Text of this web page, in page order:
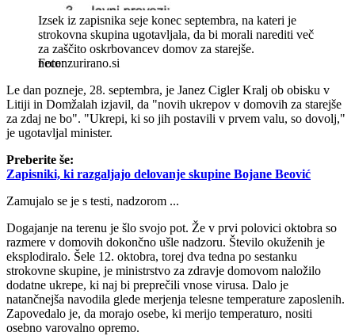
Izsek iz zapisnika seje konec septembra, na kateri je
strokovna skupina ugotavljala, da bi morali narediti več
za zaščito oskrbovancev domov za starejše.
necenzurirano.si
Le dan pozneje, 28. septembra, je Janez Cigler Kralj ob obisku v
Litiji in Domžalah izjavil, da "novih ukrepov v domovih za starejše
za zdaj ne bo". "Ukrepi, ki so jih postavili v prvem valu, so dovolj,"
je ugotavljal minister.
Preberite še:
Zapisniki, ki razgaljajo delovanje skupine Bojane Beović
Zamujalo se je s testi, nadzorom ...
Dogajanje na terenu je šlo svojo pot. Že v prvi polovici oktobra so
razmere v domovih dokončno ušle nadzoru. Število okuženih je
eksplodiralo. Šele 12. oktobra, torej dva tedna po sestanku
strokovne skupine, je ministrstvo za zdravje domovom naložilo
dodatne ukrepe, ki naj bi preprečili vnose virusa. Dalo je
natančnejša navodila glede merjenja telesne temperature zaposlenih.
Zapovedalo je, da morajo osebe, ki merijo temperaturo, nositi
osebno varovalno opremo.